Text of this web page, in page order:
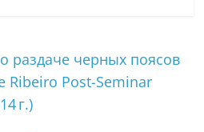
раздаче черных поясов
Post-Seminar
г.)